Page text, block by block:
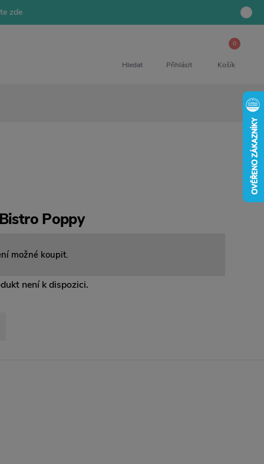
zde
Hledat Přihlásit
0
Košík
Poppy
možné koupit.
není k dispozici.